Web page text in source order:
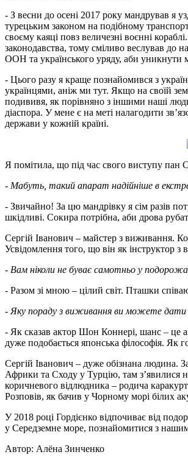
- З весни до осені 2017 року мандрував я
турецьким законом на подібному
своєму каяці повз величезні воєнні
законодавства, тому сміливо веслував до
ООН та українського уряду, аби уникнути
- Цього разу я краще познайомився з
українцями, аніж ми тут. Якщо на своїй
подививя, як порівняно з іншими наші люди
діаспора. У мене є на меті налагодити
держави у кожній країні.
Я помітила, що під час свого виступу пан
- Мабуть, такий апарат надійніше в
- Звичайно! За цю мандрівку я сім разів
шкідливі. Сокира потрібна, аби дрова
Сергій Іванович – майстер з виживання.
Усвідомлення того, що він як інструктор
- Вам ніколи не буває самотньо у
- Разом зі мною – цілий світ. Пташки
- Яку пораду з виживання ви можете дати
- Як сказав актор Шон Коннері, шанс – це
дуже подобається японська філософія. Як
Сергій Іванович – дуже обізнана людина.
Африки та Сходу у Турцію, там з’явилися
коричневого відлюдника – родича
Розповів, як бачив у Чорному морі білих
У 2018 році Гордієнко відпочиває від
у Середземне море, познайомитися з
Автор: Алёна Зинченко